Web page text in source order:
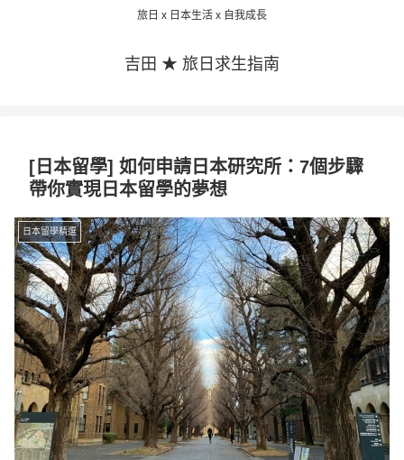
旅日 x 日本生活 x 自我成長
吉田 ★ 旅日求生指南
[日本留學] 如何申請日本研究所：7個步驟
帶你實現日本留學的夢想
日本留學精選